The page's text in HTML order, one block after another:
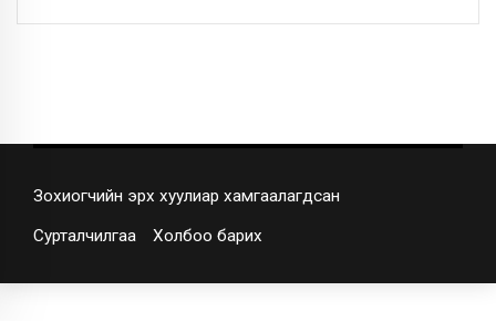
Зохиогчийн эрх хуулиар хамгаалагдсан
Сурталчилгаа Холбоо барих